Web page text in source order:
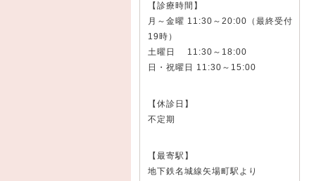
【診療時間】
月～金曜 11:30～20:00（最終受付
19時）
土曜日 11:30～18:00
日・祝曜日 11:30～15:00
【休診日】
不定期
【最寄駅】
地下鉄名城線矢場町駅より